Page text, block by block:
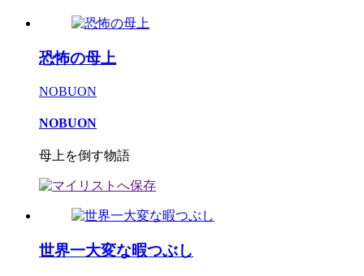
恐怖の母上
NOBUON
NOBUON
母上を倒す物語
世界一大変な暇つぶし